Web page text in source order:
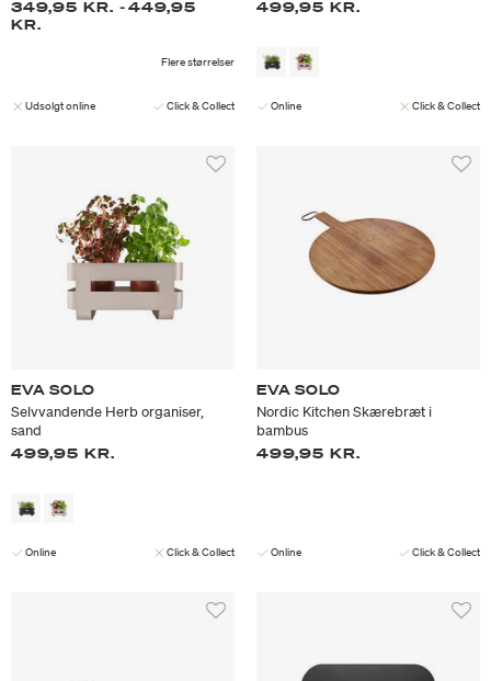
349,95 KR. -449,95
KR.
Flere størrelser
Udsolgt online Click & Collect
499,95 KR.
Online Click & Collect
EVA SOLO
Selvvandende Herb organiser,
sand
499,95 KR.
Online Click & Collect
EVA SOLO
Nordic Kitchen Skærebræt i
bambus
499,95 KR.
Online Click & Collect